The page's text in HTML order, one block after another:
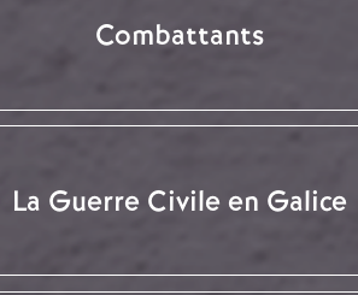
Combattants
La Guerre Civile en Galice